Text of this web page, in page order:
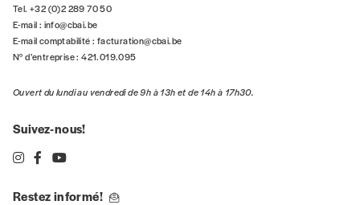
Tel. +32 (0)2 289 70 50
E-mail : info@cbai.be
E-mail comptabilité : facturation@cbai.be
N° d’entreprise : 421.019.095
Ouvert du lundi au vendredi de 9h à 13h et de 14h à 17h30.
Suivez-nous!
Restez informé!